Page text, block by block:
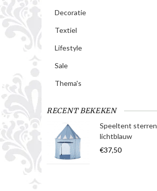
Decoratie
Textiel
Lifestyle
Sale
Thema's
RECENT BEKEKEN
Speeltent sterren
lichtblauw
€37,50